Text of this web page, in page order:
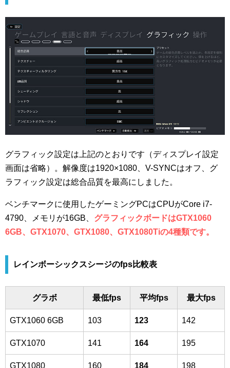
グラフィック設定は上記のとおりです（ディスプレイ設定
画面は省略）。解像度は1920×1080、V-SYNCはオフ、グ
ラフィック設定は総合品質を最高にしました。
ベンチマークに使用したゲーミングPCはCPUがCore i7-
4790、メモリが16GB、 グラフィックボードはGTX1060
6GB、GTX1070、GTX1080、GTX1080Tiの4種類です。
レインボーシックスシージのfps比較表
グラボ 最低fps 平均fps 最大fps
GTX1060 6GB 103 123 142
GTX1070 141 164 195
GTX1080 160 184 198